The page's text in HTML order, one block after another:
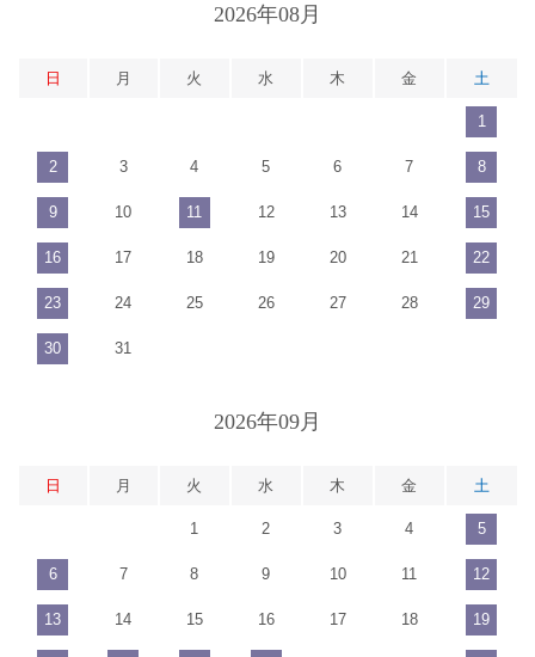
2026年08月
日 月 火 水 木 金 土
1
2 3 4 5 6 7 8
9 10 11 12 13 14 15
16 17 18 19 20 21 22
23 24 25 26 27 28 29
30 31
2026年09月
日 月 火 水 木 金 土
1 2 3 4 5
6 7 8 9 10 11 12
13 14 15 16 17 18 19